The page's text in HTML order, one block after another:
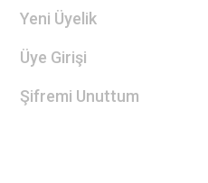
Yeni Üyelik
Üye Girişi
Şifremi Unuttum